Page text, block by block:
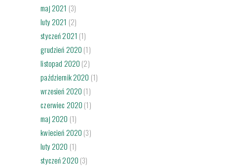
maj 2021 (3)
luty 2021 (2)
styczeń 2021 (1)
grudzień 2020 (1)
listopad 2020 (2)
październik 2020 (1)
wrzesień 2020 (1)
czerwiec 2020 (1)
maj 2020 (1)
kwiecień 2020 (3)
luty 2020 (1)
styczeń 2020 (3)